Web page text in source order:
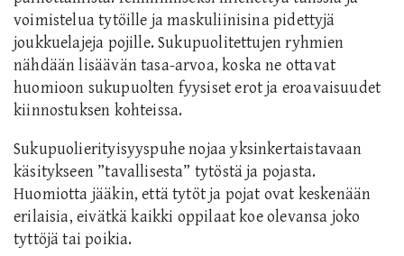
voimistelua tytöille ja maskuliinisina pidettyjä
joukkuelajeja pojille. Sukupuolitettujen ryhmien
nähdään lisäävän tasa-arvoa, koska ne ottavat
huomioon sukupuolten fyysiset erot ja eroavaisuudet
kiinnostuksen kohteissa.
Sukupuolierityisyyspuhe nojaa yksinkertaistavaan
käsitykseen ”tavallisesta” tytöstä ja pojasta.
Huomiotta jääkin, että tytöt ja pojat ovat keskenään
erilaisia, eivätkä kaikki oppilaat koe olevansa joko
tyttöjä tai poikia.